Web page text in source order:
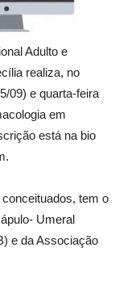
Adulto e
realiza, no
09) e quarta-feira
em
está na bio
tem o
Umeral
e da Associação